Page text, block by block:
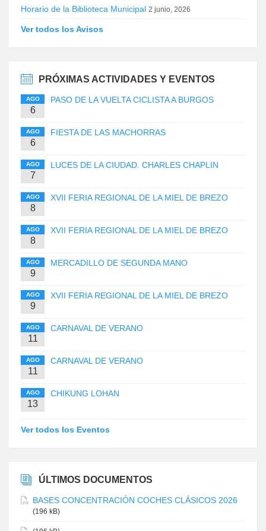
Horario de la Biblioteca Municipal 2 junio, 2026
Ver todos los Avisos
PRÓXIMAS ACTIVIDADES Y EVENTOS
AGO
6
PASO DE LA VUELTA CICLISTA A BURGOS
AGO
6
FIESTA DE LAS MACHORRAS
AGO
7
LUCES DE LA CIUDAD. CHARLES CHAPLIN
AGO
8
XVII FERIA REGIONAL DE LA MIEL DE BREZO
AGO
8
XVII FERIA REGIONAL DE LA MIEL DE BREZO
AGO
9
MERCADILLO DE SEGUNDA MANO
AGO
9
XVII FERIA REGIONAL DE LA MIEL DE BREZO
AGO
11
CARNAVAL DE VERANO
AGO
11
CARNAVAL DE VERANO
AGO
13
CHIKUNG LOHAN
Ver todos los Eventos
ÚLTIMOS DOCUMENTOS
BASES CONCENTRACIÓN COCHES CLÁSICOS 2026
(196 kB)